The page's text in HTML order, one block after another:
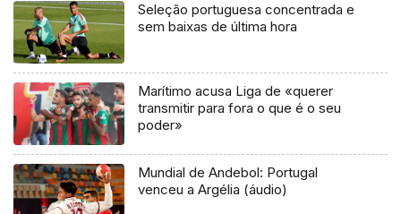
Seleção portuguesa concentrada e
sem baixas de última hora
Marítimo acusa Liga de «querer
transmitir para fora o que é o seu
poder»
Mundial de Andebol: Portugal
venceu a Argélia (áudio)